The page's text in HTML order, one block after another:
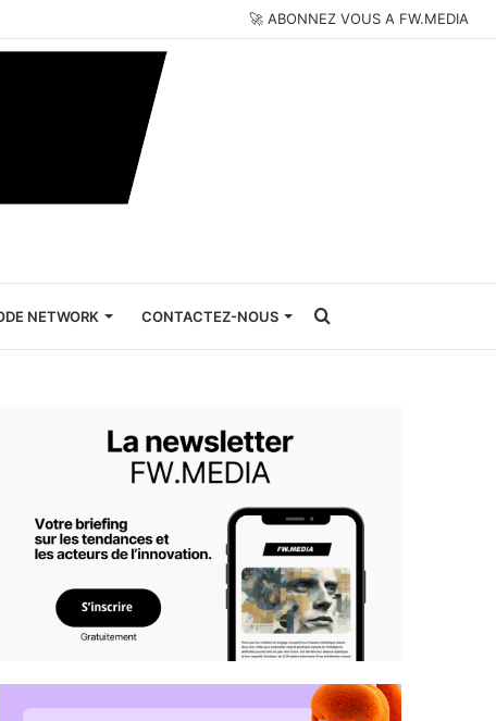
🚀 ABONNEZ VOUS A FW.MEDIA
NETWORK CONTACTEZ-NOUS Rechercher